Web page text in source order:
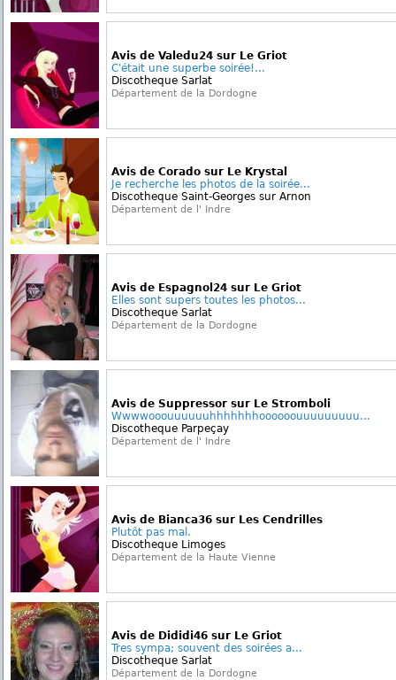
Avis de Valedu24 sur Le Griot
C'était une superbe soirée!...
Discotheque Sarlat
Département de la Dordogne
Avis de Corado sur Le Krystal
Je recherche les photos de la soirée...
Discotheque Saint-Georges sur Arnon
Département de l' Indre
Avis de Espagnol24 sur Le Griot
Elles sont supers toutes les photos...
Discotheque Sarlat
Département de la Dordogne
Avis de Suppressor sur Le Stromboli
Wwwwooouuuuuuhhhhhhhoooooouuuuuuuuu...
Discotheque Parpeçay
Département de l' Indre
Avis de Bianca36 sur Les Cendrilles
Plutôt pas mal.
Discotheque Limoges
Département de la Haute Vienne
Avis de Dididi46 sur Le Griot
Tres sympa; souvent des soirées a...
Discotheque Sarlat
Département de la Dordogne